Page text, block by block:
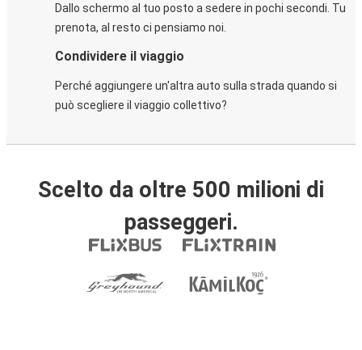
Dallo schermo al tuo posto a sedere in pochi secondi. Tu
prenota, al resto ci pensiamo noi.
Condividere il viaggio
Perché aggiungere un'altra auto sulla strada quando si
può scegliere il viaggio collettivo?
Scelto da oltre 500 milioni di
passeggeri.